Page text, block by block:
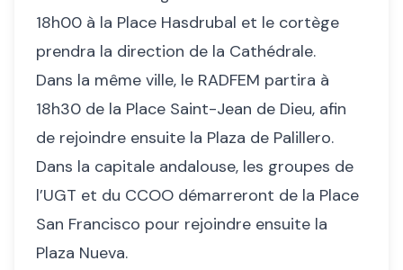
18h00 à la Place Hasdrubal et le cortège
prendra la direction de la Cathédrale.
Dans la même ville, le RADFEM partira à
18h30 de la Place Saint-Jean de Dieu, afin
de rejoindre ensuite la Plaza de Palillero.
Dans la capitale andalouse, les groupes de
l’UGT et du CCOO démarreront de la Place
San Francisco pour rejoindre ensuite la
Plaza Nueva.